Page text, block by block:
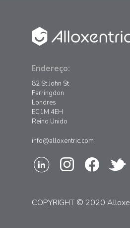
Endereço:
82 St John St
Farringdon
Londres
EC1M 4EH
Reino Unido
info@alloxentric.com
COPYRIGHT © 2020